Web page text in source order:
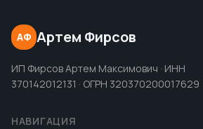
АФ Артем Фирсов
ИП Фирсов Артем Максимович · ИНН
370142012131 · ОГРН 320370200017629
НАВИГАЦИЯ